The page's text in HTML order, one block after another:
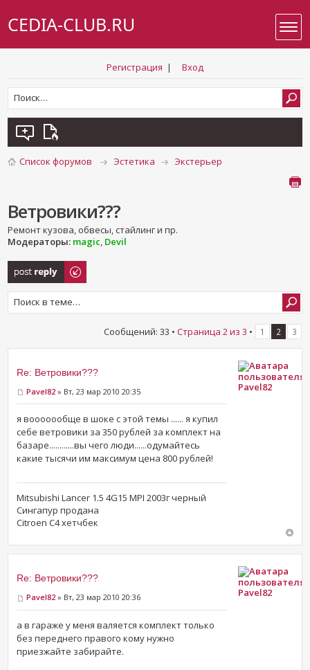
CEDIA-CLUB.RU
Регистрация | Вход
Список форумов Эстетика Экстерьер
Ветровики???
Ремонт кузова, обвесы, стайлинг и пр.
Модераторы: magic, Devil
Ответить
Сообщений: 33 • Страница 2 из 3 • 1 2 3
Re: Ветровики???
Pavel82 » Вт, 23 мар 2010 20:35
я вооооообще в шоке с этой темы ...... я купил
себе ветровики за 350 рублей за комплект на
базаре............вы чего люди......одумайтесь
какие тысячи им максимум цена 800 рублей!
Mitsubishi Lancer 1.5 4G15 MPI 2003г черный
Сингапур продана
Citroen C4 хетчбек
Pavel82
Re: Ветровики???
Pavel82 » Вт, 23 мар 2010 20:36
а в гараже у меня валяется комплект только
без переднего правого кому нужно
приезжайте забирайте.
Pavel82